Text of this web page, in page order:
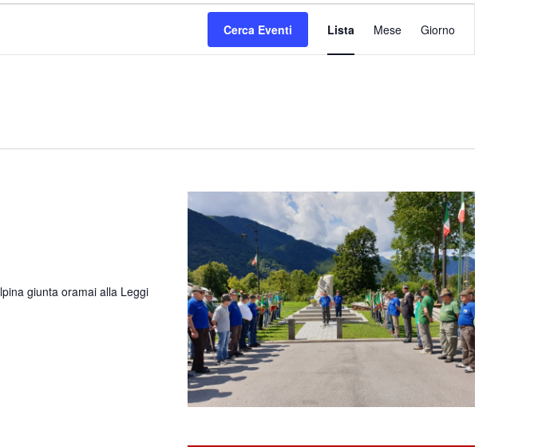
Cerca Eventi
Evento
Viste
Navigazione
Lista Mese Giorno
giunta oramai alla Leggi